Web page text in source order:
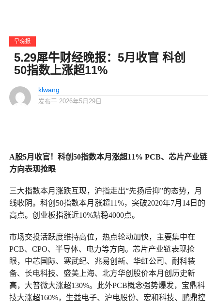
早晚报
5.29犀牛财经晚报：5月收官 科创
50指数上涨超11%
klwang
发布于 2026年5月29日
A股5月收官！科创50指数本月涨超11% PCB、芯片产业链
方向表现抢眼
三大指数本月涨跌互现，沪指走出“先扬后抑”的态势，月
线收阴。科创50指数本月涨超11%，突破2020年7月14日的
高点。创业板指涨近10%站稳4000点。
市场交投活跃度维持高位，热点轮动加快，主要集中在
PCB、CPO、半导体、电力等方向。芯片产业链表现抢
眼，中芯国际、寒武纪、兆易创新、华虹公司、耐科装
备、长电科技、盛美上海、北方华创股价本月创历史新
高，大普微大涨超130%。此外PCB概念强势爆发，宝鼎科
技大涨超160%，生益电子、沪电股份、宏和科技、鹏鼎控